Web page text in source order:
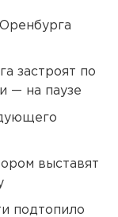
застроят по
— на паузе
выставят
подтопило